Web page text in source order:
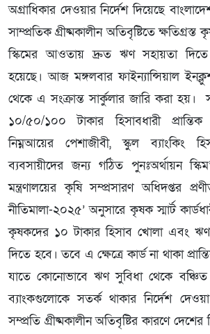
অগ্রাধিকার দেওয়ার নির্দেশ দিয়েছে
সাম্প্রতিক গ্রীষ্মকালীন অতিবৃষ্টিতে
স্কিমের আওতায় দ্রুত ঋণ সহায়তা
হয়েছে। আজ মঙ্গলবার ফাইন্যান্সিয়াল
থেকে এ সংক্রান্ত সার্কুলার জারি করা হয়।
১০/৫০/১০০ টাকার হিসাবধারী
নিম্নআয়ের পেশাজীবী, স্কুল ব্যাংকিং
ব্যবসায়ীদের জন্য গঠিত পুনঃঅর্থায়ন
মন্ত্রণালয়ের কৃষি সম্প্রসারণ অধিদপ্তর
নীতিমালা-২০২৫’ অনুসারে কৃষক স্মার্ট
কৃষকদের ১০ টাকার হিসাব খোলা এবং ঋণ
দিতে হবে। তবে এ ক্ষেত্রে কার্ড না থাকা
যাতে কোনোভাবে ঋণ সুবিধা থেকে
ব্যাংকগুলোকে সতর্ক থাকার নির্দেশ
সম্প্রতি গ্রীষ্মকালীন অতিবৃষ্টির কারণে দেশের